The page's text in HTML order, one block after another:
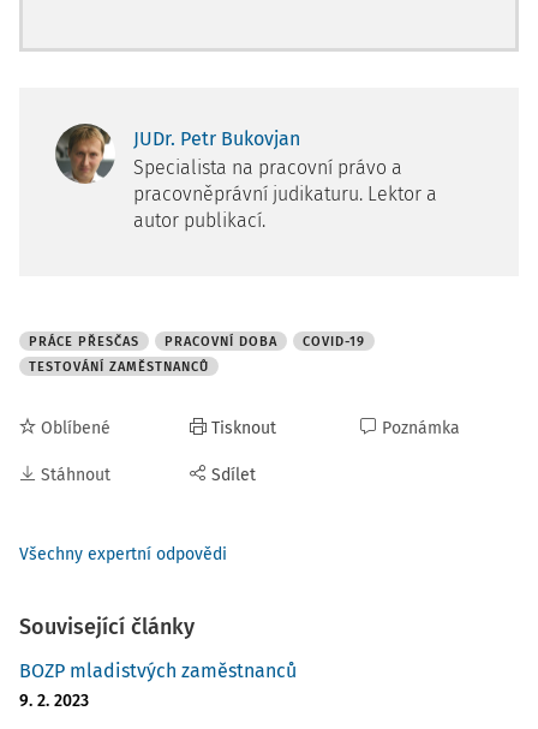
JUDr. Petr Bukovjan
Specialista na pracovní právo a
pracovněprávní judikaturu. Lektor a
autor publikací.
PRÁCE PŘESČAS PRACOVNÍ DOBA
COVID-19
TESTOVÁNÍ ZAMĚSTNANCŮ
Oblíbené
Stáhnout
Tisknout
Sdílet
Poznámka
Všechny expertní odpovědi
Související články
BOZP mladistvých zaměstnanců
9. 2. 2023